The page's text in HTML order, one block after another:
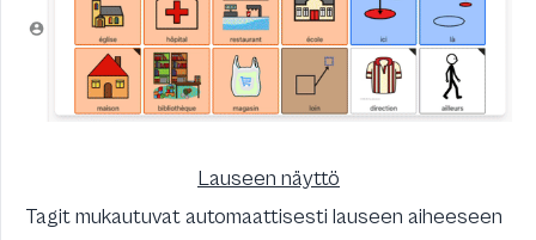
Lauseen näyttö
Tagit mukautuvat automaattisesti lauseen aiheeseen